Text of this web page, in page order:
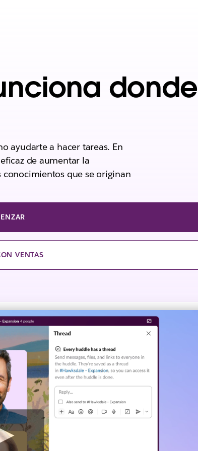
donde
ayudarte a hacer tareas. En
de aumentar la
que se originan
VENTAS